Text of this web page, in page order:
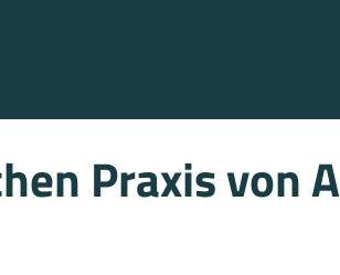
Praxis von A